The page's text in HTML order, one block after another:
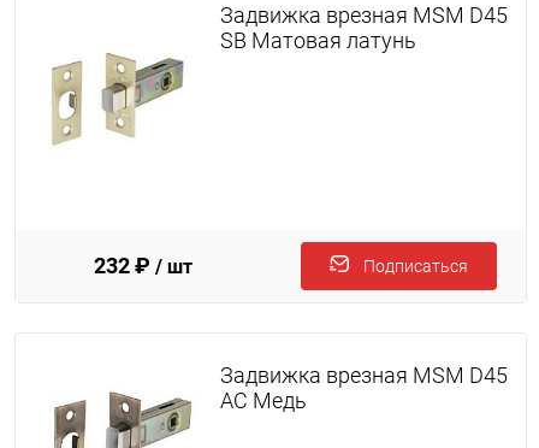
Задвижка врезная MSM D45
SB Матовая латунь
232 ₽ / шт Подписаться
Задвижка врезная MSM D45
AC Медь